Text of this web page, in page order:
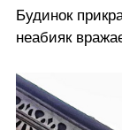
Будинок
неабияк